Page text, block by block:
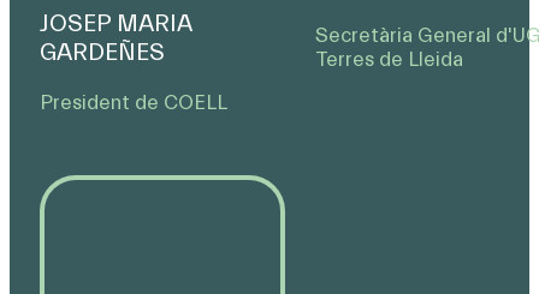
JOSEP MARIA
GARDEÑES
President de COELL
Secretària General
Terres de Lleida